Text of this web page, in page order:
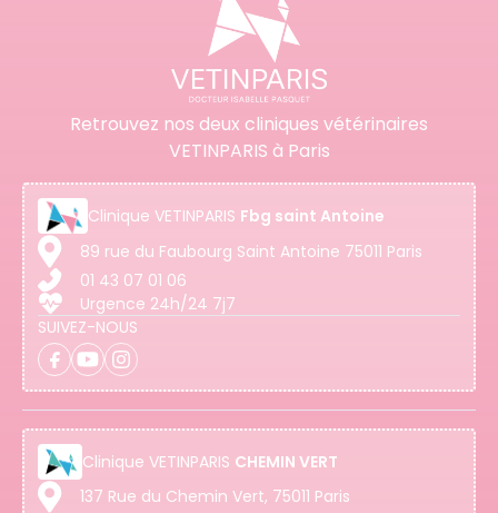
Retrouvez nos deux cliniques vétérinaires
VETINPARIS à Paris
Clinique VETINPARIS Fbg saint Antoine
89 rue du Faubourg Saint Antoine 75011 Paris
01 43 07 01 06
Urgence 24h/24 7j7
SUIVEZ-NOUS
Clinique VETINPARIS CHEMIN VERT
137 Rue du Chemin Vert, 75011 Paris